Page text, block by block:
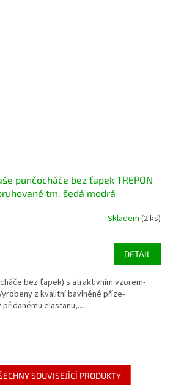
punčocháče bez ťapek TREPON
tm. šedá modrá
Skladem (2 ks)
DETAIL
bez ťapek) s atraktivním vzorem-
z kvalitní bavlněné příze-
elastanu,...
SOUVISEJÍCÍ PRODUKTY